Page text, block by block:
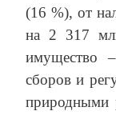
(16 %), от
на 2 317
имущество
сборов и
природными